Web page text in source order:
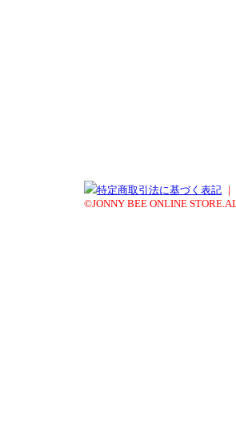
特定商取引法に基づく表記 ｜
©JONNY BEE ONLINE